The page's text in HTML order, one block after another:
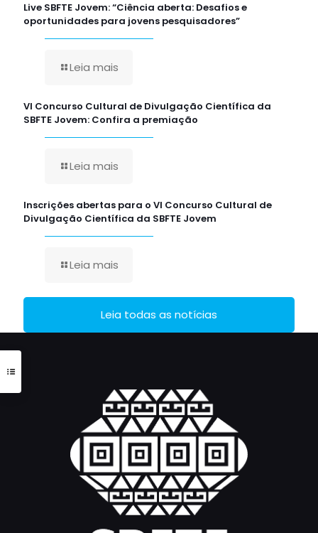
Live SBFTE Jovem: “Ciência aberta: Desafios e
oportunidades para jovens pesquisadores”
Leia mais
VI Concurso Cultural de Divulgação Científica da
SBFTE Jovem: Confira a premiação
Leia mais
Inscrições abertas para o VI Concurso Cultural de
Divulgação Científica da SBFTE Jovem
Leia mais
Leia todas as notícias